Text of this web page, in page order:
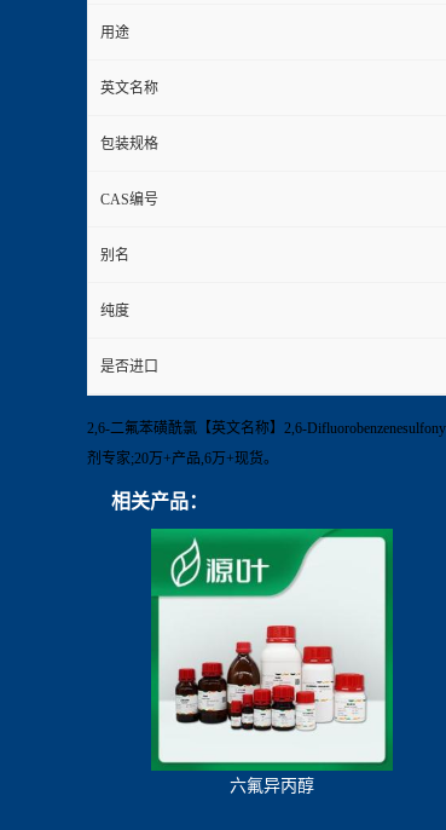
用途
英文名称
包装规格
CAS编号
别名
纯度
是否进口
2,6-二氟苯磺酰氯【英文名称】2,6-
剂专家;20万+产品,6万+现货。
相关产品：
六氟异丙醇